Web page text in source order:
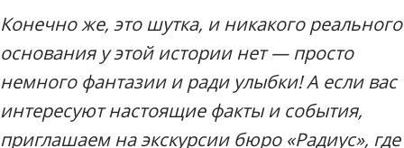
Конечно же, это шутка, и никакого реального
основания у этой истории нет — просто
немного фантазии и ради улыбки! А если вас
интересуют настоящие факты и события,
приглашаем на экскурсии бюро «Радиус», где